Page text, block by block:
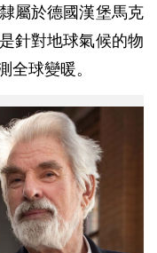
屬於德國漢堡馬克
針對地球氣候的物
全球變暖。